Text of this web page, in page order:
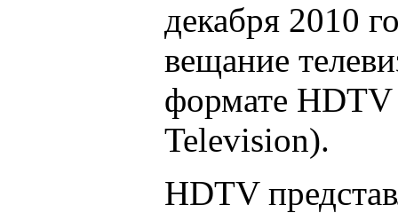
декабря 2010
вещание
формате
Television).
HDTV